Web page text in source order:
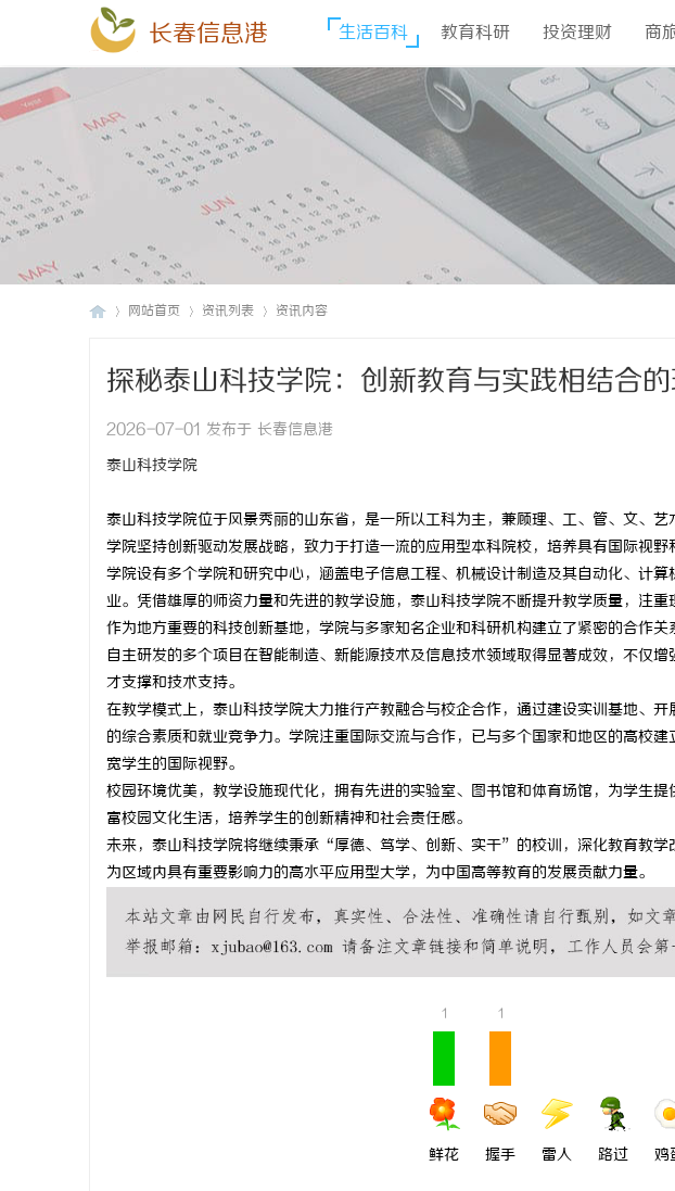
长春信息港 生活百科 教育科研 投资理财 商
网站首页 资讯列表 资讯内容
探秘泰山科技学院：创新教育与实践相结合
2026-07-01 发布于 长春信息港
泰山科技学院
泰山科技学院位于风景秀丽的山东省，是一所以工科为主，兼顾理、工、管、文、艺
学院坚持创新驱动发展战略，致力于打造一流的应用型本科院校，培养具有国际视野
学院设有多个学院和研究中心，涵盖电子信息工程、机械设计制造及其自动化、计
业。凭借雄厚的师资力量和先进的教学设施，泰山科技学院不断提升教学质量，注重
作为地方重要的科技创新基地，学院与多家知名企业和科研机构建立了紧密的合作
自主研发的多个项目在智能制造、新能源技术及信息技术领域取得显著成效，不仅
才支撑和技术支持。
在教学模式上，泰山科技学院大力推行产教融合与校企合作，通过建设实训基地、
的综合素质和就业竞争力。学院注重国际交流与合作，已与多个国家和地区的高校
宽学生的国际视野。
校园环境优美，教学设施现代化，拥有先进的实验室、图书馆和体育场馆，为学生
富校园文化生活，培养学生的创新精神和社会责任感。
未来，泰山科技学院将继续秉承“厚德、笃学、创新、实干”的校训，深化教育教学
为区域内具有重要影响力的高水平应用型大学，为中国高等教育的发展贡献力量。
1
鲜花
1
握手 雷人 路过 鸡